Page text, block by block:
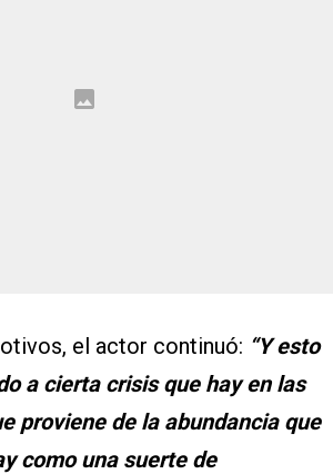
el actor continuó: “Y esto
a cierta crisis que hay en las
proviene de la abundancia que
como una suerte de